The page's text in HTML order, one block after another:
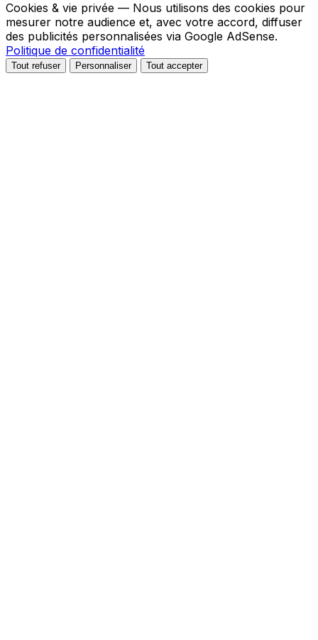
Cookies & vie privée — Nous utilisons des cookies pour
mesurer notre audience et, avec votre accord, diffuser
des publicités personnalisées via Google AdSense.
Politique de confidentialité
Tout refuser Personnaliser Tout accepter